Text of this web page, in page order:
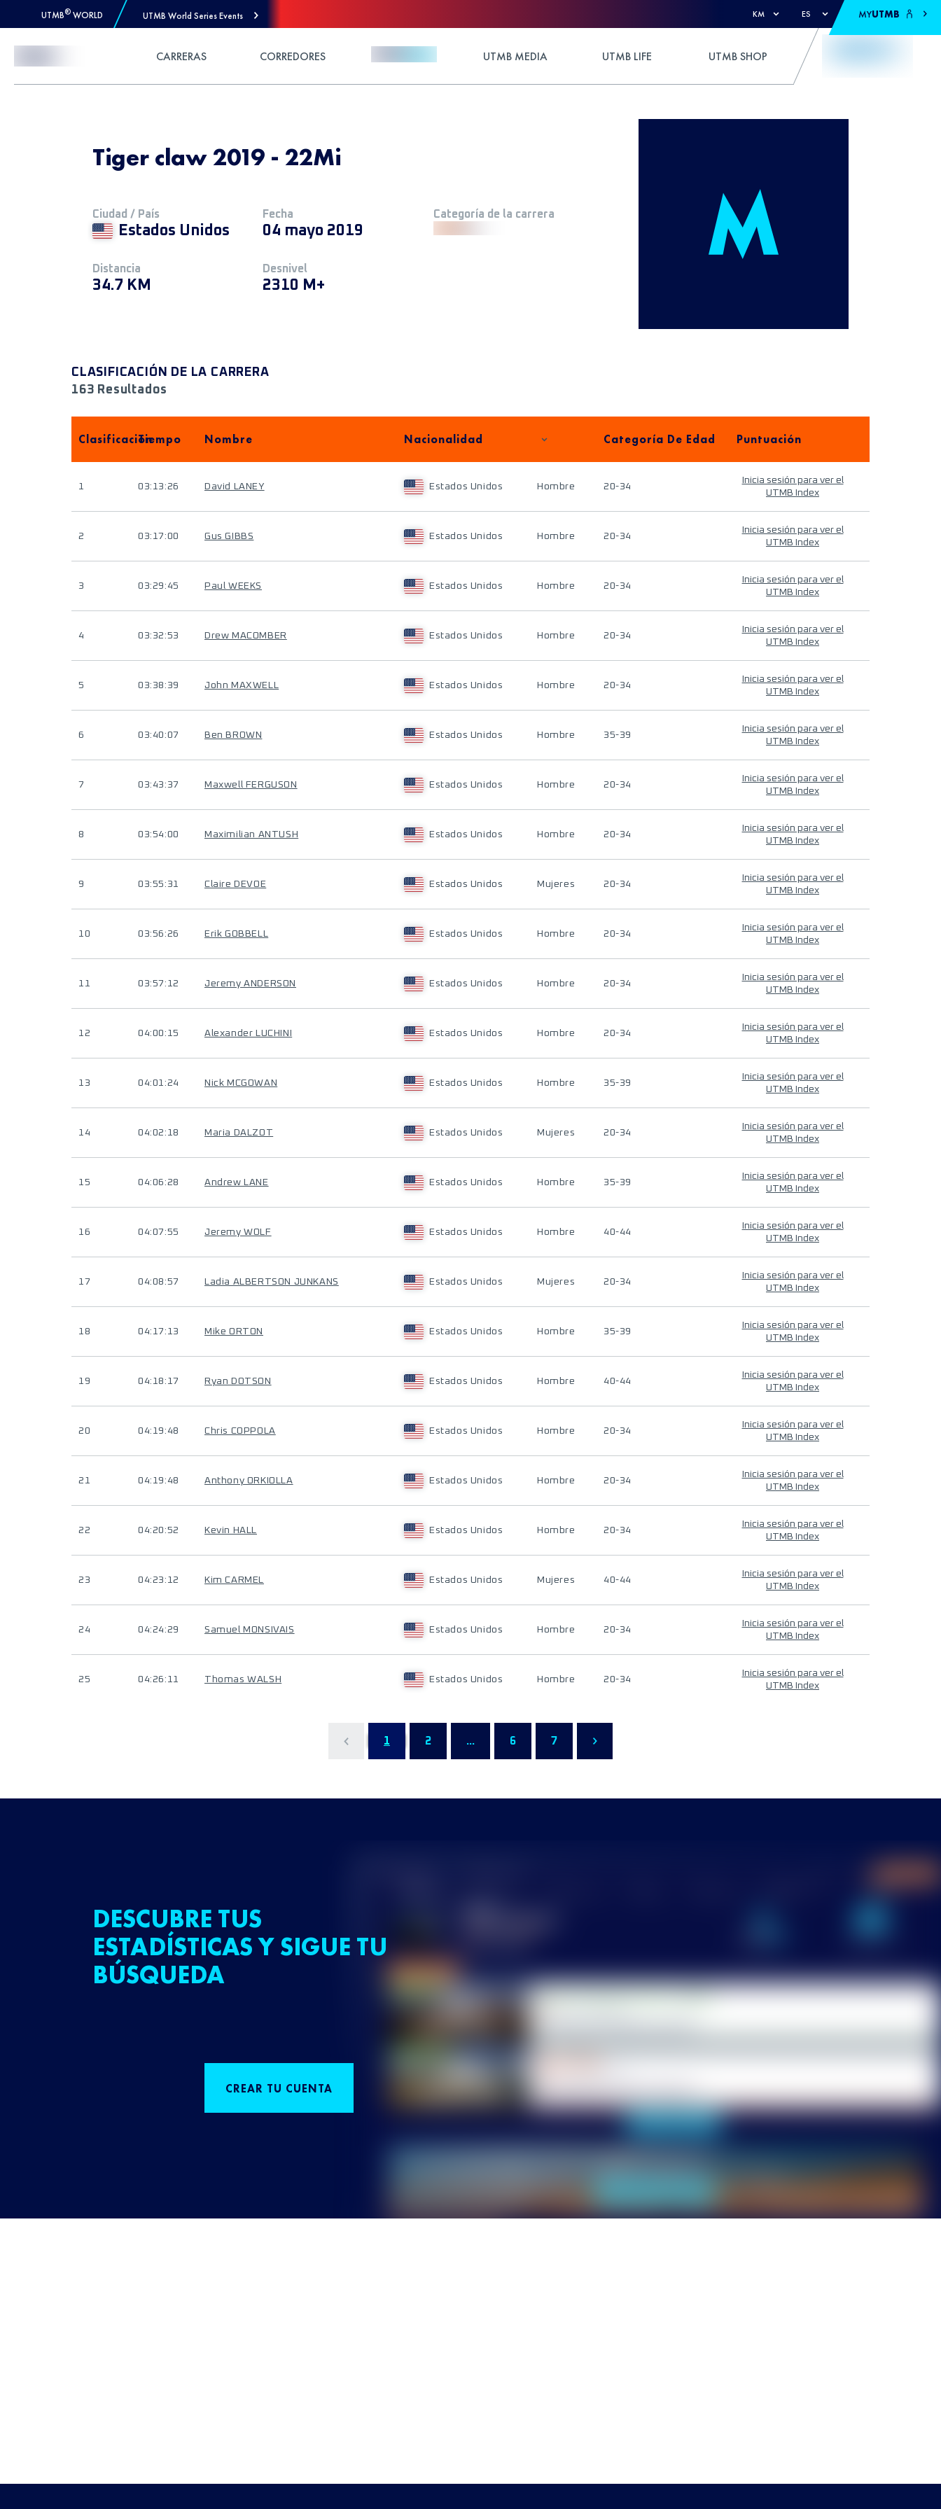
UTMB® WORLD UTMB World Series Events KM ES MYUTMB
CARRERAS CORREDORES UTMB MEDIA UTMB LIFE UTMB SHOP
Tiger claw 2019 - 22Mi
Ciudad / País
Estados Unidos
Fecha
04 mayo 2019
Categoría de la carrera
Distancia
34.7 KM
Desnivel
2310 M+
CLASIFICACIÓN DE LA CARRERA
163 Resultados
ClasificaciónTiempo Nombre Nacionalidad Categoría De Edad Puntuación
1 03:13:26 David LANEY Estados Unidos Hombre 20-34
Inicia sesión para ver el
UTMB Index
2 03:17:00 Gus GIBBS Estados Unidos Hombre 20-34
Inicia sesión para ver el
UTMB Index
3 03:29:45 Paul WEEKS Estados Unidos Hombre 20-34
Inicia sesión para ver el
UTMB Index
4 03:32:53 Drew MACOMBER Estados Unidos Hombre 20-34
Inicia sesión para ver el
UTMB Index
5 03:38:39 John MAXWELL Estados Unidos Hombre 20-34
Inicia sesión para ver el
UTMB Index
6 03:40:07 Ben BROWN Estados Unidos Hombre 35-39
Inicia sesión para ver el
UTMB Index
7 03:43:37 Maxwell FERGUSON Estados Unidos Hombre 20-34
Inicia sesión para ver el
UTMB Index
8 03:54:00 Maximilian ANTUSH Estados Unidos Hombre 20-34
Inicia sesión para ver el
UTMB Index
9 03:55:31 Claire DEVOE Estados Unidos Mujeres 20-34
Inicia sesión para ver el
UTMB Index
10 03:56:26 Erik GOBBELL Estados Unidos Hombre 20-34
Inicia sesión para ver el
UTMB Index
11 03:57:12 Jeremy ANDERSON Estados Unidos Hombre 20-34
Inicia sesión para ver el
UTMB Index
12 04:00:15 Alexander LUCHINI Estados Unidos Hombre 20-34
Inicia sesión para ver el
UTMB Index
13 04:01:24 Nick MCGOWAN Estados Unidos Hombre 35-39
Inicia sesión para ver el
UTMB Index
14 04:02:18 Maria DALZOT Estados Unidos Mujeres 20-34
Inicia sesión para ver el
UTMB Index
15 04:06:28 Andrew LANE Estados Unidos Hombre 35-39
Inicia sesión para ver el
UTMB Index
16 04:07:55 Jeremy WOLF Estados Unidos Hombre 40-44
Inicia sesión para ver el
UTMB Index
17 04:08:57 Ladia ALBERTSON JUNKANS Estados Unidos Mujeres 20-34
Inicia sesión para ver el
UTMB Index
18 04:17:13 Mike ORTON Estados Unidos Hombre 35-39
Inicia sesión para ver el
UTMB Index
19 04:18:17 Ryan DOTSON Estados Unidos Hombre 40-44
Inicia sesión para ver el
UTMB Index
20 04:19:48 Chris COPPOLA Estados Unidos Hombre 20-34
Inicia sesión para ver el
UTMB Index
21 04:19:48 Anthony ORKIOLLA Estados Unidos Hombre 20-34
Inicia sesión para ver el
UTMB Index
22 04:20:52 Kevin HALL Estados Unidos Hombre 20-34
Inicia sesión para ver el
UTMB Index
23 04:23:12 Kim CARMEL Estados Unidos Mujeres 40-44
Inicia sesión para ver el
UTMB Index
24 04:24:29 Samuel MONSIVAIS Estados Unidos Hombre 20-34
Inicia sesión para ver el
UTMB Index
25 04:26:11 Thomas WALSH Estados Unidos Hombre 20-34
Inicia sesión para ver el
UTMB Index
1 2 ... 6 7
DESCUBRE TUS
ESTADÍSTICAS Y SIGUE TU
BÚSQUEDA
CREAR TU CUENTA